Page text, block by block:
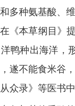
多种氨基酸、
《本草纲目》
鸭种出海洋，
遂不能食米谷
众录》等医书